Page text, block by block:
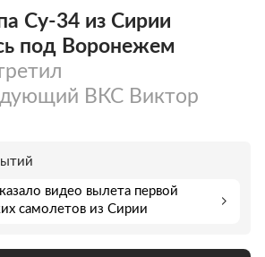
Су-34 из Сирии
под Воронежем
ВКС Виктор
видео вылета первой
самолетов из Сирии